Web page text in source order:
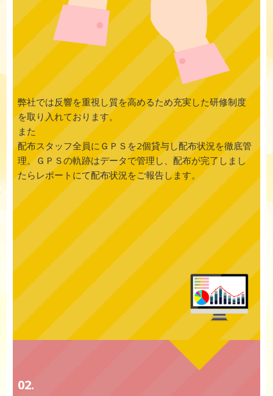
弊社では反響を重視し質を高めるため充実した研修制度
を取り入れております。
また
配布スタッフ全員にＧＰＳを2個貸与し配布状況を徹底管
理。ＧＰＳの軌跡はデータで管理し、配布が完了しまし
たらレポートにて配布状況をご報告します。
02.